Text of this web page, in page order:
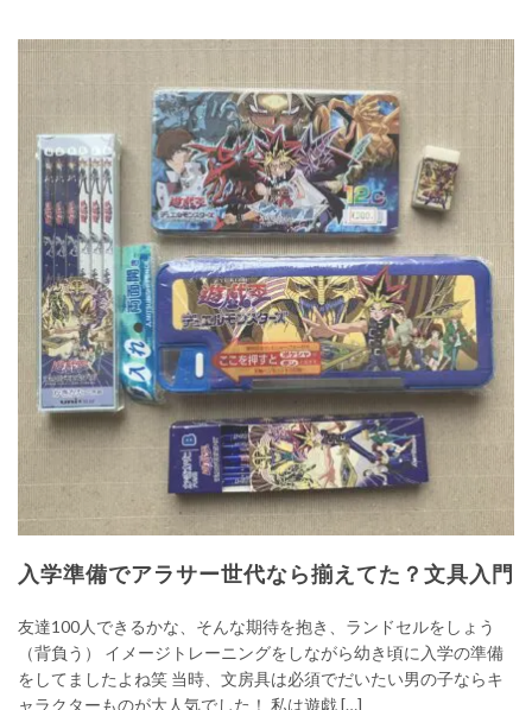
入学準備でアラサー世代なら揃えてた？文具入門
友達100人できるかな、そんな期待を抱き、ランドセルをしょう
（背負う） イメージトレーニングをしながら幼き頃に入学の準備
をしてましたよね笑 当時、文房具は必須でだいたい男の子ならキ
ャラクターものが大人気でした！ 私は遊戯 […]